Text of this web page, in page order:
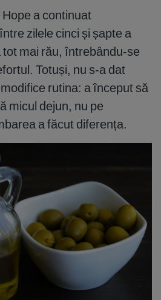
a continuat
zilele cinci și șapte a
mai rău, întrebându-se
Totuși, nu s-a dat
rutina: a început să
micul dejun, nu pe
a făcut diferența.